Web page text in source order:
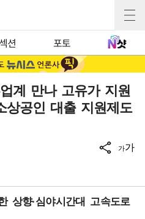
섹션 포토
계 만나 고유가 지원
공인 대출 지원제도
가가
상향·심야시간대 고속도로